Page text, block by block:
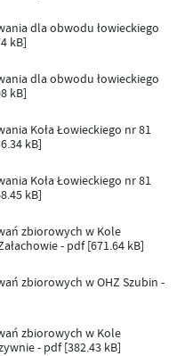
dla obwodu łowieckiego
kB]
dla obwodu łowieckiego
kB]
Koła Łowieckiego nr 81
kB]
Koła Łowieckiego nr 81
kB]
zbiorowych w Kole
- pdf [671.64 kB]
zbiorowych w OHZ Szubin -
zbiorowych w Kole
- pdf [382.43 kB]